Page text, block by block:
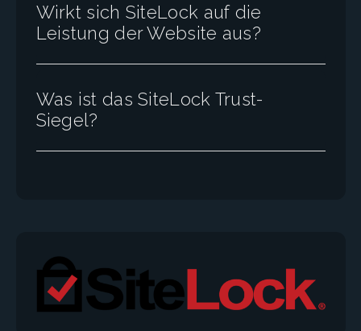
Wirkt sich SiteLock auf die
Leistung der Website aus?
Was ist das SiteLock Trust-
Siegel?